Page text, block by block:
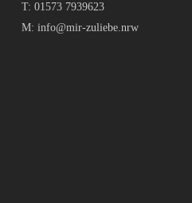
T: 01573 7939623
M: info@mir-zuliebe.nrw